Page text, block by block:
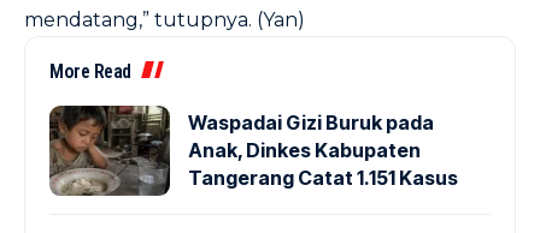
mendatang,” tutupnya. (Yan)
More Read
Waspadai Gizi Buruk pada
Anak, Dinkes Kabupaten
Tangerang Catat 1.151 Kasus